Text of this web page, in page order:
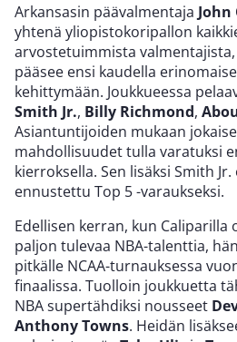
Arkansasin päävalmentaja John
yhtenä yliopistokoripallon
arvostetuimmista
pääsee ensi kaudella
kehittymään. Joukkueessa
Smith Jr., Billy Richmond,
Asiantuntijoiden mukaan
mahdollisuudet tulla varatuksi
kierroksella. Sen lisäksi Smith
ennustettu Top 5 -varaukseksi.
Edellisen kerran, kun Caliparilla
paljon tulevaa NBA-talenttia,
pitkälle NCAA-turnauksessa
finaalissa. Tuolloin joukkuetta
NBA supertähdiksi nousseet
Anthony Towns. Heidän